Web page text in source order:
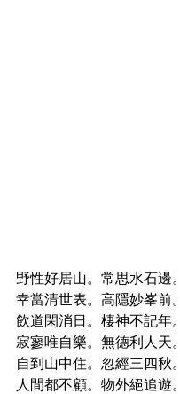
野性好居山。常思水石邊。
幸當清世表。高隱妙峯前。
飲道閑消日。棲神不記年。
寂寥唯自樂。無德利人天。
自到山中住。忽經三四秋。
人間都不顧。物外絕追遊。